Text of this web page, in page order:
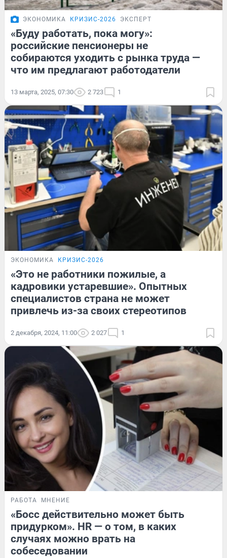
ЭКОНОМИКА КРИЗИС-2026 ЭКСПЕРТ
«Буду работать, пока могу»:
российские пенсионеры не
собираются уходить с рынка труда —
что им предлагают работодатели
13 марта, 2025, 07:30 2 723 1
ЭКОНОМИКА КРИЗИС-2026
«Это не работники пожилые, а
кадровики устаревшие». Опытных
специалистов страна не может
привлечь из-за своих стереотипов
2 декабря, 2024, 11:00 2 027 1
РАБОТА МНЕНИЕ
«Босс действительно может быть
придурком». HR — о том, в каких
случаях можно врать на
собеседовании